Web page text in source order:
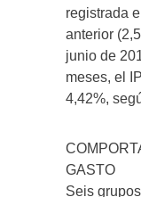
registrada
anterior
junio de
meses, el
4,42%,
GASTO
Seis